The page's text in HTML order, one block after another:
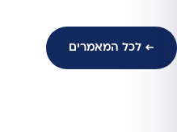
← לכל המאמרים